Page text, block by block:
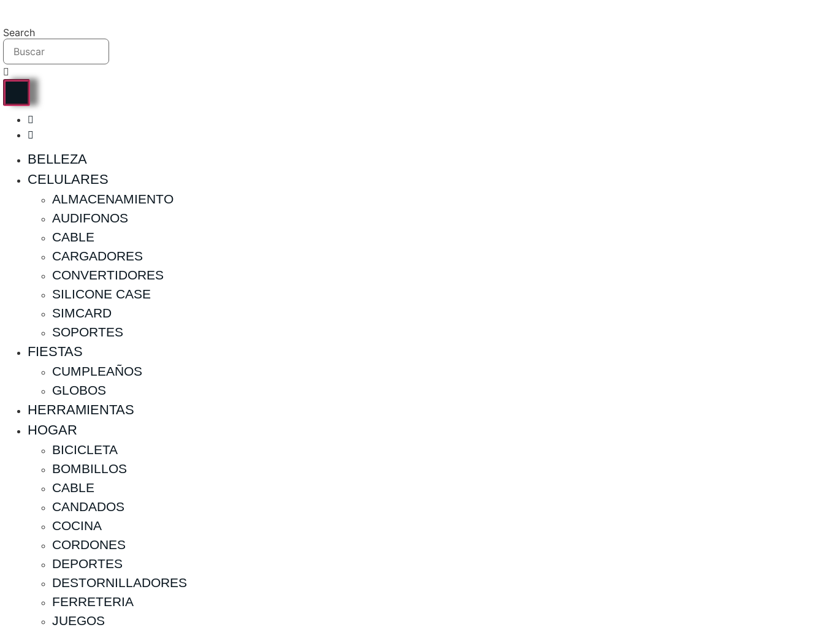
contenido
Search
BELLEZA
CELULARES
ALMACENAMIENTO
AUDIFONOS
CABLE
CARGADORES
CONVERTIDORES
SILICONE CASE
SIMCARD
SOPORTES
FIESTAS
CUMPLEAÑOS
GLOBOS
HERRAMIENTAS
HOGAR
BICICLETA
BOMBILLOS
CABLE
CANDADOS
COCINA
CORDONES
DEPORTES
DESTORNILLADORES
FERRETERIA
JUEGOS